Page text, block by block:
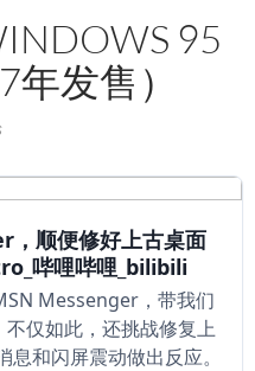
95
发售）
顺便修好上古桌面
哔哩哔哩_bilibili
Messenger，带我们
仅如此，还挑战修复上
和闪屏震动做出反应。